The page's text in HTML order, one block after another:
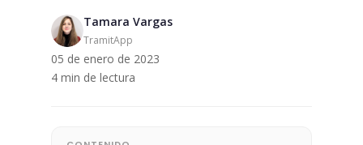
Tamara Vargas
TramitApp
05 de enero de 2023
4 min de lectura